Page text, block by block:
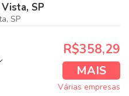
Vista, SP
SP
R$358,29
MAIS
Várias empresas